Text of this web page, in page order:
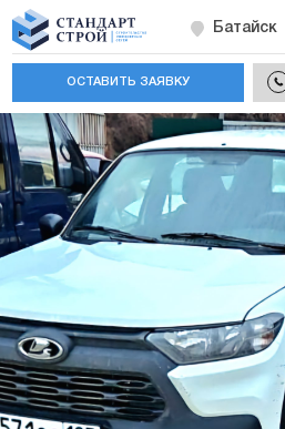
Батайск
ОСТАВИТЬ ЗАЯВКУ